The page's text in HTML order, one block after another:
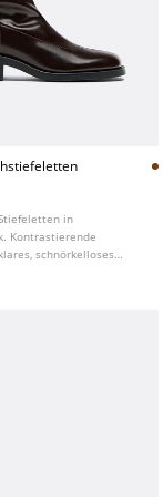
in
Kontrastierende
schnörkelloses